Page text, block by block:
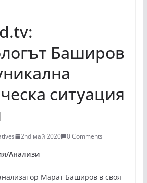
Баширов
ситуация
2nd май 2020 0 Comments
Анализи
Марат Баширов в своя